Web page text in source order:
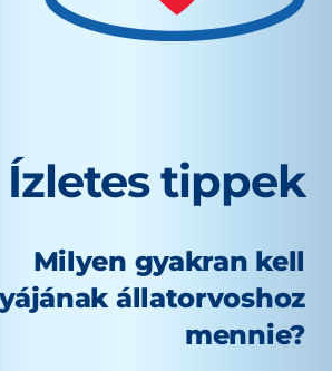
Ízletes tippek
Milyen gyakran kell
állatorvoshoz
mennie?